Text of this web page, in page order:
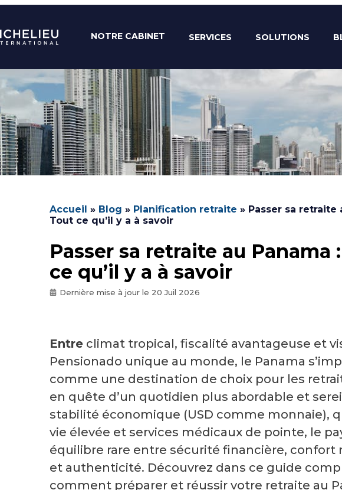
NOTRE CABINET SERVICES SOLUTIONS
Accueil » Blog » Planification retraite » Passer sa retraite
Tout ce qu’il y a à savoir
Passer sa retraite au Panama
ce qu’il y a à savoir
Dernière mise à jour le 20 Juil 2026
Entreclimat tropical, fiscalité avantageuse et
Pensionado unique au monde, le Panama
comme une destination de choix pour les
en quête d’un quotidien plus abordable et
stabilité économique (USD comme monnaie),
vie élevée et services médicaux de pointe, le
équilibre rare entre sécurité financière, confort
et authenticité. Découvrez dans ce guide
comment préparer et réussir votre retraite au